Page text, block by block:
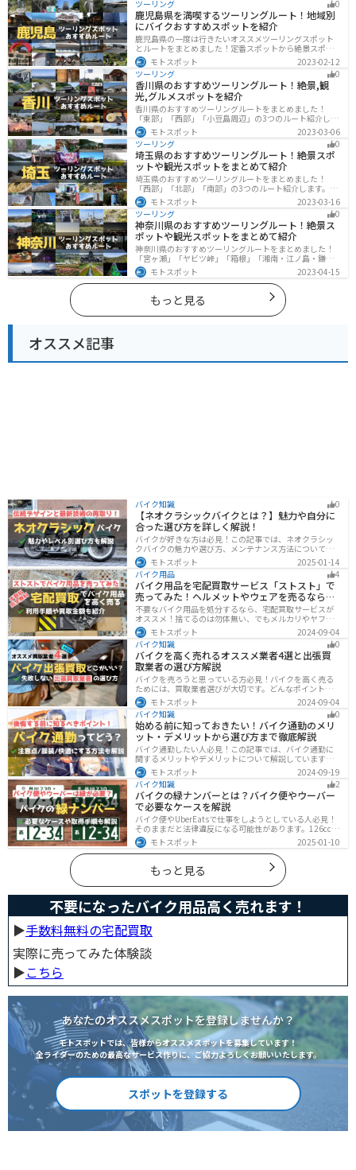
できます。バイクで佐賀県にツーリングに行く際は参考
にしてください。
ツーリング 0
鹿児島県を満喫するツーリングルート！地域別
にバイクおすすめスポットを紹介
鹿児島県の一度は行きたいオススメツーリングスポット
とルートをまとめました！定番スポットから絶景スポッ
ト、温泉、山、海、グルメなど様々なジャンルで楽しめ
ます。バイクで鹿児島ツーリングに行こうと思っている
人は、参考にしてください。
モトスポット
2023-02-12
ツーリング
0
香川県のおすすめツーリングルート！絶景,観
光,グルメスポットを紹介
香川県のおすすめツーリングルートをまとめました！
「東部」「西部」「小豆島周辺」の3つのルート紹介しま
す。自然豊かな山から海、絶品グルメを満喫するツーリ
ングができます。バイクで香川県にツーリングに行く際
は参考にしてください。
モトスポット
2023-03-06
ツーリング
0
埼玉県のおすすめツーリングルート！絶景スポ
ットや観光スポットをまとめて紹介
埼玉県のおすすめツーリングルートをまとめました！
「西部」「北部」「南部」の3つのルート紹介します。自
然豊かな西側と街中の東側で違った楽しみ方ができま
す。バイクで埼玉県にツーリングに行く際は参考にして
ください。
モトスポット
2023-03-16
ツーリング
0
神奈川県のおすすめツーリングルート！絶景ス
ポットや観光スポットをまとめて紹介
神奈川県のおすすめツーリングルートをまとめました！
「宮ヶ瀬」「ヤビツ峠」「箱根」「湘南・江ノ島・鎌
倉」「三浦」「みなとみらい」の6つのルート紹介しま
す。自然豊かなスポット、歴史ある観光名所、都市部で
楽しめるツーリングスポットまで多数あります。バイク
で神奈川県にツーリングに行く際は参考にしてくださ
モトスポット 2023-04-15
もっと見る
オススメ記事
バイク知識 0
【ネオクラシックバイクとは？】魅力や自分に
合った選び方を詳しく解説！
バイクが好きな方は必見！この記事では、ネオクラシッ
クバイクの魅力や選び方、メンテナンス方法について解
説しています。実はネオクラシックバイクは、見た目と
機能性の両方を求める人に最適なです。この記事を読め
ば、ネオクラシックバイクの魅力が理解できます。
モトスポット
2025-01-14
バイク用品
4
バイク用品を宅配買取サービス「ストスト」で
売ってみた！ヘルメットやウェアを売るならオ
ススメ
不要なバイク用品を処分するなら、宅配買取サービスが
オススメ！捨てるのは勿体無い、でもメルカリやヤフオ
クに出すのは面倒だし手数料がかかる...STST（ストス
ト）なら手数料や送料など完全無料で、自宅から送るだ
けでOKなので超簡単に売れます！ストストを実際に使っ
てみたので、流れや買取金額などを紹介します。
モトスポット
2024-09-04
バイク知識
0
バイクを高く売れるオススメ業者4選と出張買
取業者の選び方解説
バイクを売ろうと思っている方必見！バイクを高く売る
ためには、買取業者選びが大切です。どんなポイントで
業者を選べばいいのか見るべきポイントを7つまとめまし
た。また、買取実績が豊富なオススメの買取業者を4つを
厳選・解説します。
モトスポット
2024-09-04
バイク知識
0
始める前に知っておきたい！バイク通勤のメリ
ット・デメリットから選び方まで徹底解説
バイク通勤したい人必見！この記事では、バイク通勤に
関するメリットやデメリットについて解説しています。
実は通勤時間を短縮できるメリットがありますが、会社
によっては許可されない場合もあるので、事前に確認が
必要です。この記事を読めばバイク通勤の始め方がわか
ります。
モトスポット
2024-09-19
バイク知識
2
バイクの緑ナンバーとは？バイク便やウーバー
で必要なケースを解説
バイク便やUberEatsで仕事をしようとしている人必見！
そのままだと法律違反になる可能性があります。126cc以
上のバイクで運送事業を行う場合、緑ナンバー（事業
用）が必要になります。本記事では緑ナンバーの必要な
ケースや取得方法を解説します。
モトスポット 2025-01-10
もっと見る
不要になったバイク用品高く売れます！
▶︎手数料無料の宅配買取
実際に売ってみた体験談
▶︎こちら
あなたのオススメスポットを登録しませんか？
モトスポットでは、皆様からオススメスポットを募集しています！
全ライダーのための最高なサービス作りに、ご協力よろしくお願いいたします。
スポットを登録する